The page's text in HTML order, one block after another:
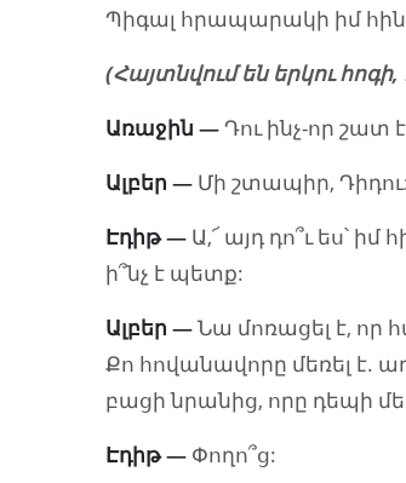
Պիգալ հրապարակի իմ հին
(Հայտնվում են երկու հոգի,
Առաջին —Դու ինչ-որ շատ
Ալբեր — Մի շտապիր,
Էդիթ— Ա,՜ այդ դո՞ւ ես՝
ի՞նչ է պետք:
Ալբեր —Նա մոռացել է, որ
Քո հովանավորը մեռել է.
բացի նրանից, որը դեպի
Էդիթ— Փողո՞ց: